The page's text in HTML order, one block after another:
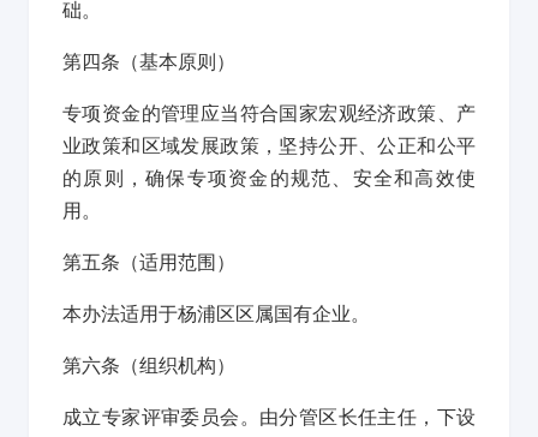
础。
第四条 （基本原则）
专项资金的管理应当符合国家宏观经济政策、产
业政策和区域发展政策，坚持公开、公正和公平
的原则，确保专项资金的规范、安全和高效使
用。
第五条 （适用范围）
本办法适用于杨浦区区属国有企业。
第六条 （组织机构）
成立专家评审委员会。由分管区长任主任，下设